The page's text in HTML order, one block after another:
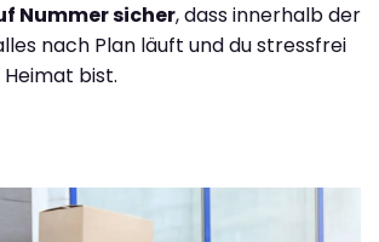
Nummer sicher, dass innerhalb der
nach Plan läuft und du stressfrei
bist.